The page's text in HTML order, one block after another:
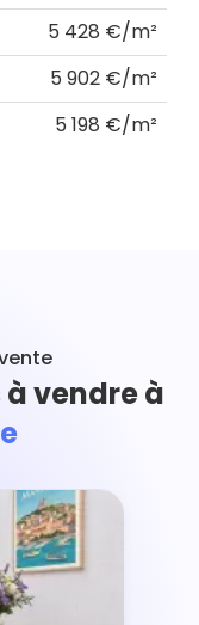
5 428 €/m²
5 902 €/m²
5 198 €/m²
à vendre à